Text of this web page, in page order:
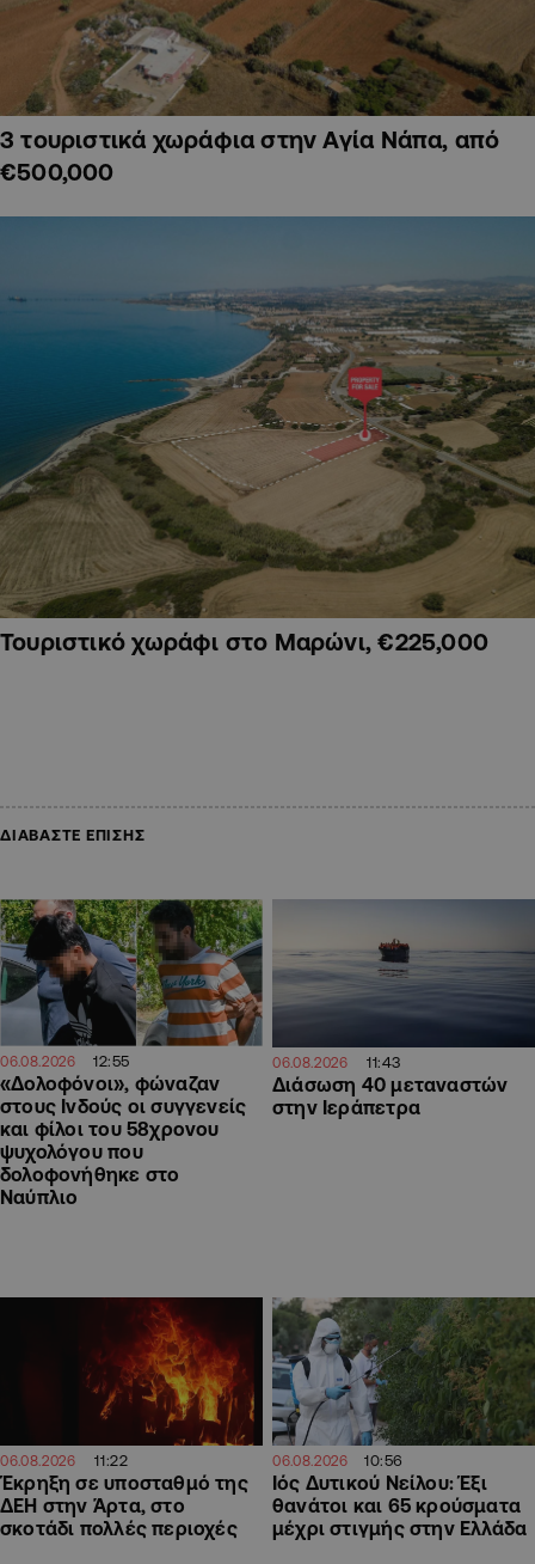
3 τουριστικά χωράφια στην Αγία Νάπα, από
€500,000
Τουριστικό χωράφι στο Μαρώνι, €225,000
ΔΙΑΒΑΣΤΕ ΕΠΙΣΗΣ
06.08.2026 12:55
«Δολοφόνοι», φώναζαν
στους Ινδούς οι συγγενείς
και φίλοι του 58χρονου
ψυχολόγου που
δολοφονήθηκε στο
Ναύπλιο
06.08.2026 11:43
Διάσωση 40 μεταναστών
στην Ιεράπετρα
06.08.2026 11:22
Έκρηξη σε υποσταθμό της
ΔΕΗ στην Άρτα, στο
σκοτάδι πολλές περιοχές
06.08.2026 10:56
Ιός Δυτικού Νείλου: Έξι
θανάτοι και 65 κρούσματα
μέχρι στιγμής στην Ελλάδα